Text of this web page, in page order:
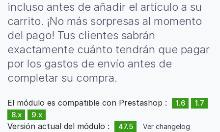
incluso antes de añadir el artículo a su
carrito. ¡No más sorpresas al momento
del pago! Tus clientes sabrán
exactamente cuánto tendrán que pagar
por los gastos de envío antes de
completar su compra.
El módulo es compatible con Prestashop : 1.6
1.7
8.x
9.x
Versión actual del módulo : 47.5 Ver changelog